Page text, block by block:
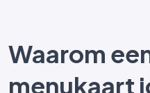
Waarom
menukaart